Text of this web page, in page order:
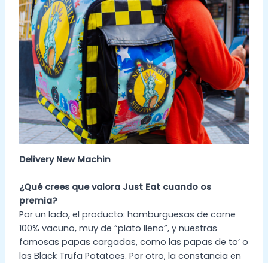
Delivery New Machin
¿Qué crees que valora Just Eat cuando os
premia?
Por un lado, el producto: hamburguesas de carne
100% vacuno, muy de “plato lleno”, y nuestras
famosas papas cargadas, como las papas de to’ o
las Black Trufa Potatoes. Por otro, la constancia en